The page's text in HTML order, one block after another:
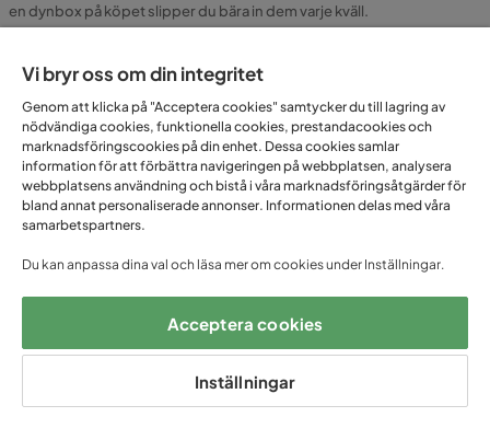
en dynbox på köpet slipper du bära in dem varje kväll.
din uteplats? Vi har samlat idéer och favoriter i vår guide om
inspiration och tips för uteplatsen.
Blev matgruppen inte bra, ingen fara, du har 1 års öppet köp på dig.
Hittar du exakt samma modell billigare någon annanstans matchar vi
priset, det är vår prisgaranti och det håller vi.
Snygg och bekväm matgrupp
utomhus
Vi bryr oss om din integritet
Genom att klicka på "Acceptera cookies" samtycker du till lagring av
nödvändiga cookies, funktionella cookies, prestandacookies och
marknadsföringscookies på din enhet. Dessa cookies samlar
information för att förbättra navigeringen på webbplatsen, analysera
webbplatsens användning och bistå i våra marknadsföringsåtgärder för
bland annat personaliserade annonser. Informationen delas med våra
samarbetspartners.
Du kan anpassa dina val och läsa mer om cookies under Inställningar.
Acceptera cookies
Inställningar